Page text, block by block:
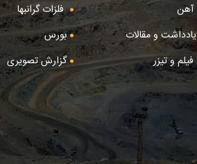
آهن
فلزات گرانبها
یادداشت و مقالات
بورس
فیلم و تیزر
گزارش تصویری